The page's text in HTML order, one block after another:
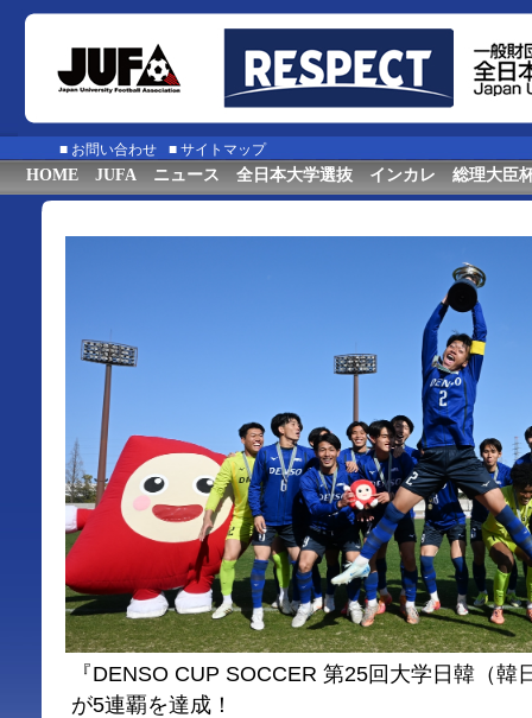
■ お問い合わせ ■ サイトマップ
HOME JUFA ニュース 全日本大学選抜 インカレ 総理大臣
『DENSO CUP SOCCER 第25回大学日韓（
が5連覇を達成！